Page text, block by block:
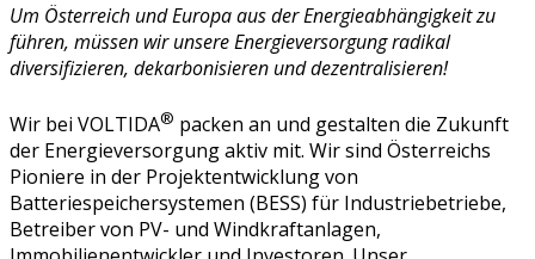
Um Österreich und Europa aus der Energieabhängigkeit zu
führen, müssen wir unsere Energieversorgung radikal
diversifizieren, dekarbonisieren und dezentralisieren!
Wir bei VOLTIDA® packen an und gestalten die Zukunft
der Energieversorgung aktiv mit. Wir sind Österreichs
Pioniere in der Projektentwicklung von
Batteriespeichersystemen (BESS) für Industriebetriebe,
Betreiber von PV- und Windkraftanlagen,